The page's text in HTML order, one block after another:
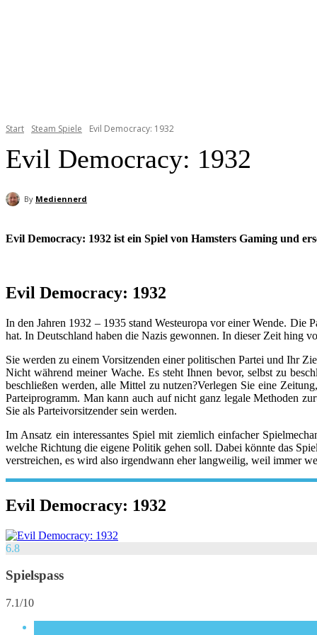
Start Steam Spiele Evil Democracy: 1932
Evil Democracy: 1932
By Mediennerd
Evil Democracy: 1932 ist ein Spiel von Hamsters Gaming und
Evil Democracy: 1932
In den Jahren 1932 – 1935 stand Westeuropa vor einer Wende. Die
hat. In Deutschland haben die Nazis gewonnen. In dieser Zeit hing
Sie werden zu einem Vorsitzenden einer politischen Partei und Ihr
Nicht während meiner Wache. Es steht Ihnen bevor, selbst zu
beschließen werden, alle Mittel zu nutzen?Verlegen Sie eine
Parteiprogramm. Man kann auch auf nicht ganz legale Methoden
Sie als Parteivorsitzender sein werden.
Im Ansatz ein interessantes Spiel mit ziemlich einfacher
welche Richtung die eigene Politik gehen soll. Dabei könnte das
verstreichen, es wird also irgendwann eher langweilig, weil immer
Evil Democracy: 1932
6.8
Spielspass
7.1/10